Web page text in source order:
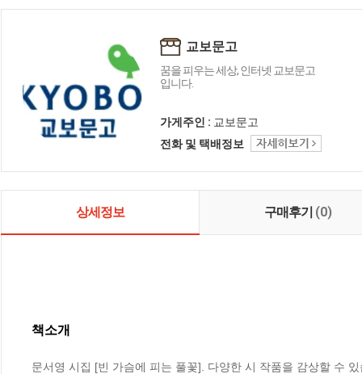
교보문고
꿈을 피우는 세상, 인터넷 교보문고
입니다.
가게주인 : 교보문고
전화 및 택배정보
상세정보 구매후기 (0)
책소개
문서영 시집 [빈 가슴에 피는 풀꽃]. 다양한 시 작품을 감상할 수